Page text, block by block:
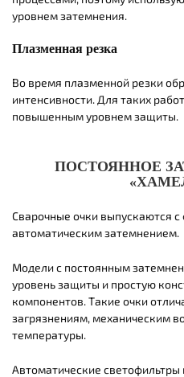
уровнем затемнения.
Плазменная резка
Во время плазменной резки
интенсивности. Для таких
повышенным уровнем защиты.
ПОСТОЯННОЕ
Сварочные очки выпускаются
автоматическим затемнением.
Модели с постоянным
уровень защиты и простую
компонентов. Такие очки
загрязнениям, механическим
температуры.
Автоматические